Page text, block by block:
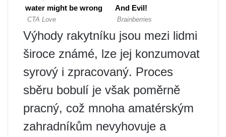
Výhody rakytníku jsou mezi lidmi
široce známé, lze jej konzumovat
syrový i zpracovaný. Proces
sběru bobulí je však poměrně
pracný, což mnoha amatérským
zahradníkům nevyhovuje a